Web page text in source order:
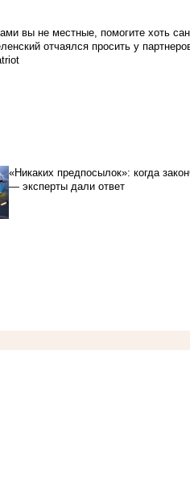
вы не местные, помогите хоть
отчаялся просить у
«Никаких предпосылок»: когда
— эксперты дали ответ